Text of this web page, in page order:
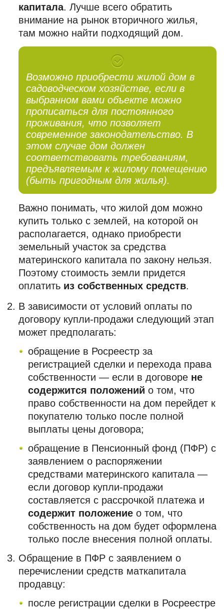
капитала. Лучше всего обратить
внимание на рынок вторичного жилья,
там можно найти подходящий дом.
Возможно приобрести жилой дом в
садоводческом хозяйстве, если в
выбранном вами объекте можно
прописаться для постоянного
проживания, что позволяет
современное законодательство. В
этом случае дом должен
соответствовать требованиям,
предъявляемым к жилому помещению
(быть пригодным для жилья).
Важно понимать, что жилой дом можно
купить только с землей, на которой он
располагается, однако приобрести
земельный участок за средства
материнского капитала по закону нельзя.
Поэтому стоимость земли придется
оплатить из собственных средств.
В зависимости от условий оплаты по
договору купли-продажи следующий этап
может предполагать:
обращение в Росреестр за
регистрацией сделки и перехода права
собственности — если в договоре не
содержится положений о том, что
право собственности на дом перейдет к
покупателю только после полной
выплаты цены договора;
обращение в Пенсионный фонд (ПФР) с
заявлением о распоряжении
средствами материнского капитала —
если договор купли-продажи
составляется с рассрочкой платежа и
содержит положение о том, что
собственность на дом будет оформлена
только после внесения полной оплаты.
Обращение в ПФР с заявлением о
перечислении средств маткапитала
продавцу:
после регистрации сделки в Росреестре